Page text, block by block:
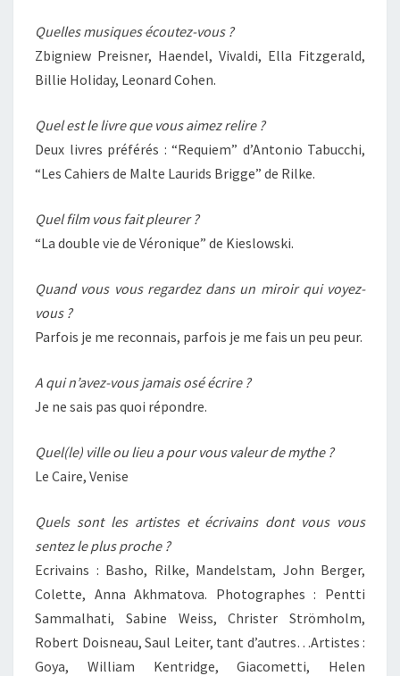
Quelles musiques écoutez-vous ?
Zbigniew Preisner, Haendel, Vivaldi, Ella Fitzgerald,
Billie Holiday, Leonard Cohen.
Quel est le livre que vous aimez relire ?
Deux livres préférés : “Requiem” d’Antonio Tabucchi,
“Les Cahiers de Malte Laurids Brigge” de Rilke.
Quel film vous fait pleurer ?
“La double vie de Véronique” de Kieslowski.
Quand vous vous regardez dans un miroir qui voyez-
vous ?
Parfois je me reconnais, parfois je me fais un peu peur.
A qui n’avez-vous jamais osé écrire ?
Je ne sais pas quoi répondre.
Quel(le) ville ou lieu a pour vous valeur de mythe ?
Le Caire, Venise
Quels sont les artistes et écrivains dont vous vous
sentez le plus proche ?
Ecrivains : Basho, Rilke, Mandelstam, John Berger,
Colette, Anna Akhmatova. Photographes : Pentti
Sammalhati, Sabine Weiss, Christer Strömholm,
Robert Doisneau, Saul Leiter, tant d’autres…Artistes :
Goya, William Kentridge, Giacometti, Helen